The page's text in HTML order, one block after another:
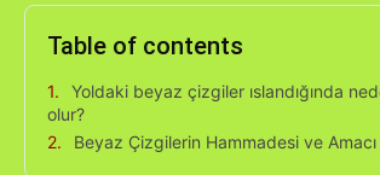
Table of contents
Yoldaki beyaz çizgiler ıslandığında
olur?
Beyaz Çizgilerin Hammadesi ve Amacı